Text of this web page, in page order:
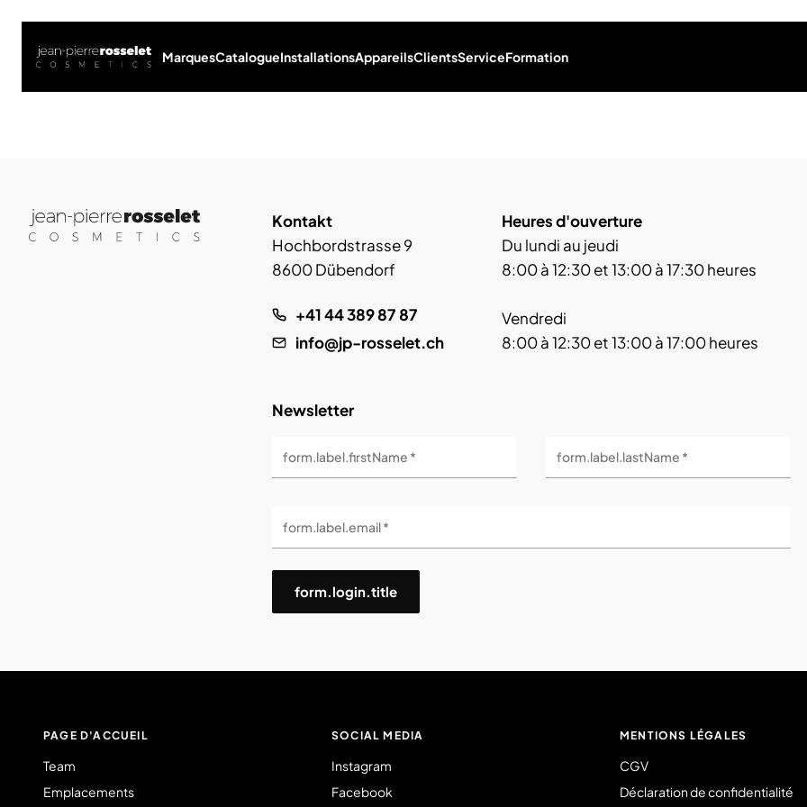
MarquesCatalogueInstallationsAppareilsClientsServiceFormation
Kontakt
Hochbordstrasse 9
8600 Dübendorf
+41 44 389 87 87
info@jp-rosselet.ch
Heures d'ouverture
Du lundi au jeudi
8:00 à 12:30 et 13:00 à 17:30 heures
Vendredi
8:00 à 12:30 et 13:00 à 17:00 heures
Newsletter
form.label.firstName * form.label.lastName *
form.label.email *
form.login.title
PAGE D'ACCUEIL
Team
Emplacements
SOCIAL MEDIA
Instagram
Facebook
MENTIONS LÉGALES
CGV
Déclaration de confidentialité